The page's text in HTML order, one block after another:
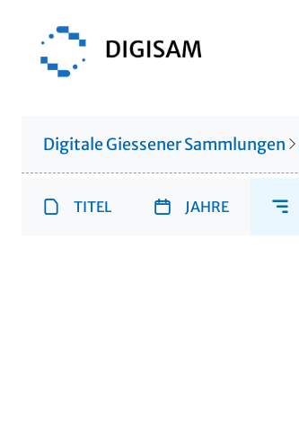
Digitale Giessener Sammlungen
TITEL JAHRE